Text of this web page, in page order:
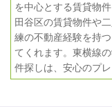
を中心とする賃貸物
田谷区の賃貸物件や
練の不動産経験を持
てくれます。東横線
件探しは、安心のプ